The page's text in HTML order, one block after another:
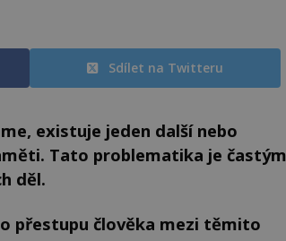
Sdílet na Twitteru
existuje jeden další nebo
Tato problematika je častým
děl.
přestupu člověka mezi těmito